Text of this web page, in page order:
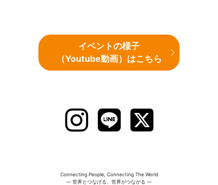
イベントの様子
（Youtube動画）はこちら
Connecting People, Connecting The World
― 世界とつなげる、世界がつながる ―